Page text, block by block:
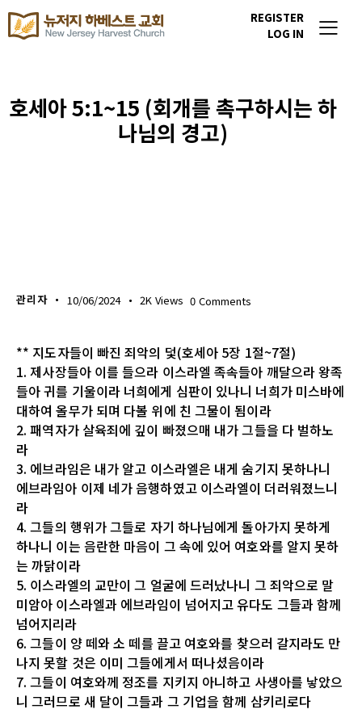
REGISTER
LOG IN
호세아 5:1~15 (회개를 촉구하시는 하
나님의 경고)
관리자 10/06/2024 2K Views 0 Comments
** 지도자들이 빠진 죄악의 덫(호세아 5장 1절~7절)
1. 제사장들아 이를 들으라 이스라엘 족속들아 깨달으라 왕족
들아 귀를 기울이라 너희에게 심판이 있나니 너희가 미스바에
대하여 올무가 되며 다볼 위에 친 그물이 됨이라
2. 패역자가 살육죄에 깊이 빠졌으매 내가 그들을 다 벌하노
라
3. 에브라임은 내가 알고 이스라엘은 내게 숨기지 못하나니
에브라임아 이제 네가 음행하였고 이스라엘이 더러워졌느니
라
4. 그들의 행위가 그들로 자기 하나님에게 돌아가지 못하게
하나니 이는 음란한 마음이 그 속에 있어 여호와를 알지 못하
는 까닭이라
5. 이스라엘의 교만이 그 얼굴에 드러났나니 그 죄악으로 말
미암아 이스라엘과 에브라임이 넘어지고 유다도 그들과 함께
넘어지리라
6. 그들이 양 떼와 소 떼를 끌고 여호와를 찾으러 갈지라도 만
나지 못할 것은 이미 그들에게서 떠나셨음이라
7. 그들이 여호와께 정조를 지키지 아니하고 사생아를 낳았으
니 그러므로 새 달이 그들과 그 기업을 함께 삼키리로다